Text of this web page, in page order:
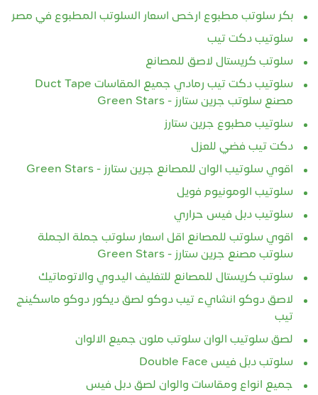
بكر سلوتب مطبوع ارخص اسعار السلوتب المطبوع في مصر
سلوتيب دكت تيب
سلوتب كريستال لاصق للمصانع
سلوتيب دكت تيب رمادي جميع المقاسات Duct Tape
مصنع سلوتب جرين ستارز - Green Stars
سلوتيب مطبوع جرين ستارز
دكت تيب فضي للعزل
اقوي سلوتيب الوان للمصانع جرين ستارز - Green Stars
سلوتيب الومونيوم فويل
سلوتيب دبل فيس حراري
اقوي سلوتب للمصانع اقل اسعار سلوتب جملة الجملة
سلوتب مصنع جرين ستارز - Green Stars
سلوتب كريستال للمصانع للتغليف اليدوي والاتوماتيك
لاصق دوكو انشايء تيب دوكو لصق ديكور دوكو ماسكينج
تيب
لصق سلوتيب الوان سلوتب ملون جميع الالوان
سلوتب دبل فيس Double Face‏
جميع انواع ومقاسات والوان لصق دبل فيس